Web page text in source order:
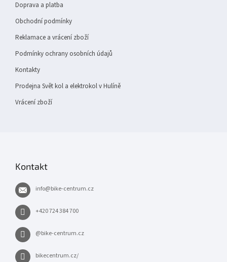
Doprava a platba
Obchodní podmínky
Reklamace a vrácení zboží
Podmínky ochrany osobních údajů
Kontakty
Prodejna Svět kol a elektrokol v Hulíně
Vrácení zboží
Kontakt
info@bike-centrum.cz
+420 724 384 700
@bike-centrum.cz
bikecentrum.cz/